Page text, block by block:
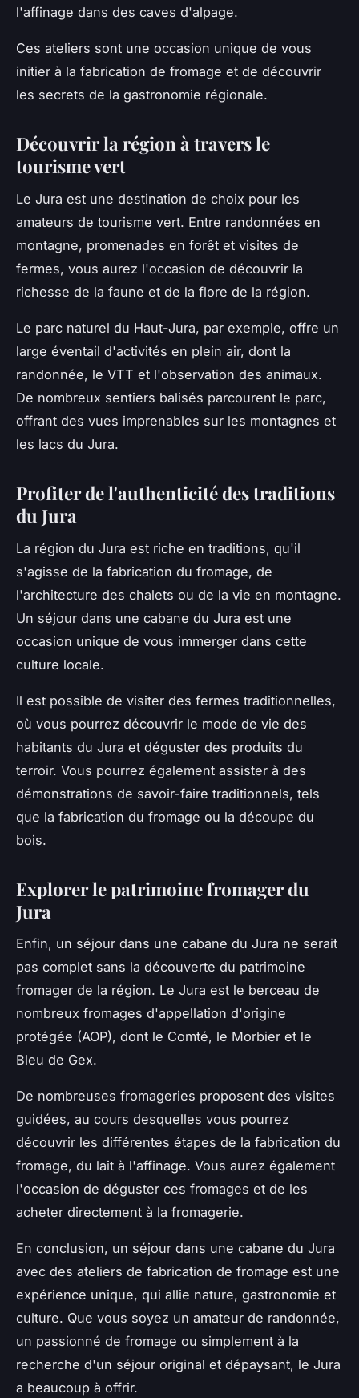
l'affinage dans des caves d'alpage.
Ces ateliers sont une occasion unique de vous
initier à la fabrication de fromage et de découvrir
les secrets de la gastronomie régionale.
Découvrir la région à travers le
tourisme vert
Le Jura est une destination de choix pour les
amateurs de tourisme vert. Entre randonnées en
montagne, promenades en forêt et visites de
fermes, vous aurez l'occasion de découvrir la
richesse de la faune et de la flore de la région.
Le parc naturel du Haut-Jura, par exemple, offre un
large éventail d'activités en plein air, dont la
randonnée, le VTT et l'observation des animaux.
De nombreux sentiers balisés parcourent le parc,
offrant des vues imprenables sur les montagnes et
les lacs du Jura.
Profiter de l'authenticité des traditions
du Jura
La région du Jura est riche en traditions, qu'il
s'agisse de la fabrication du fromage, de
l'architecture des chalets ou de la vie en montagne.
Un séjour dans une cabane du Jura est une
occasion unique de vous immerger dans cette
culture locale.
Il est possible de visiter des fermes traditionnelles,
où vous pourrez découvrir le mode de vie des
habitants du Jura et déguster des produits du
terroir. Vous pourrez également assister à des
démonstrations de savoir-faire traditionnels, tels
que la fabrication du fromage ou la découpe du
bois.
Explorer le patrimoine fromager du
Jura
Enfin, un séjour dans une cabane du Jura ne serait
pas complet sans la découverte du patrimoine
fromager de la région. Le Jura est le berceau de
nombreux fromages d'appellation d'origine
protégée (AOP), dont le Comté, le Morbier et le
Bleu de Gex.
De nombreuses fromageries proposent des visites
guidées, au cours desquelles vous pourrez
découvrir les différentes étapes de la fabrication du
fromage, du lait à l'affinage. Vous aurez également
l'occasion de déguster ces fromages et de les
acheter directement à la fromagerie.
En conclusion, un séjour dans une cabane du Jura
avec des ateliers de fabrication de fromage est une
expérience unique, qui allie nature, gastronomie et
culture. Que vous soyez un amateur de randonnée,
un passionné de fromage ou simplement à la
recherche d'un séjour original et dépaysant, le Jura
a beaucoup à offrir.